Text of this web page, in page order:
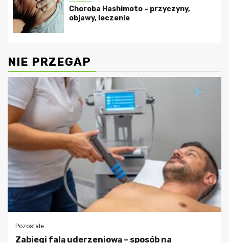
Choroba Hashimoto – przyczyny,
objawy, leczenie
NIE PRZEGAP
Pozostałe
Zabiegi falą uderzeniową – sposób na